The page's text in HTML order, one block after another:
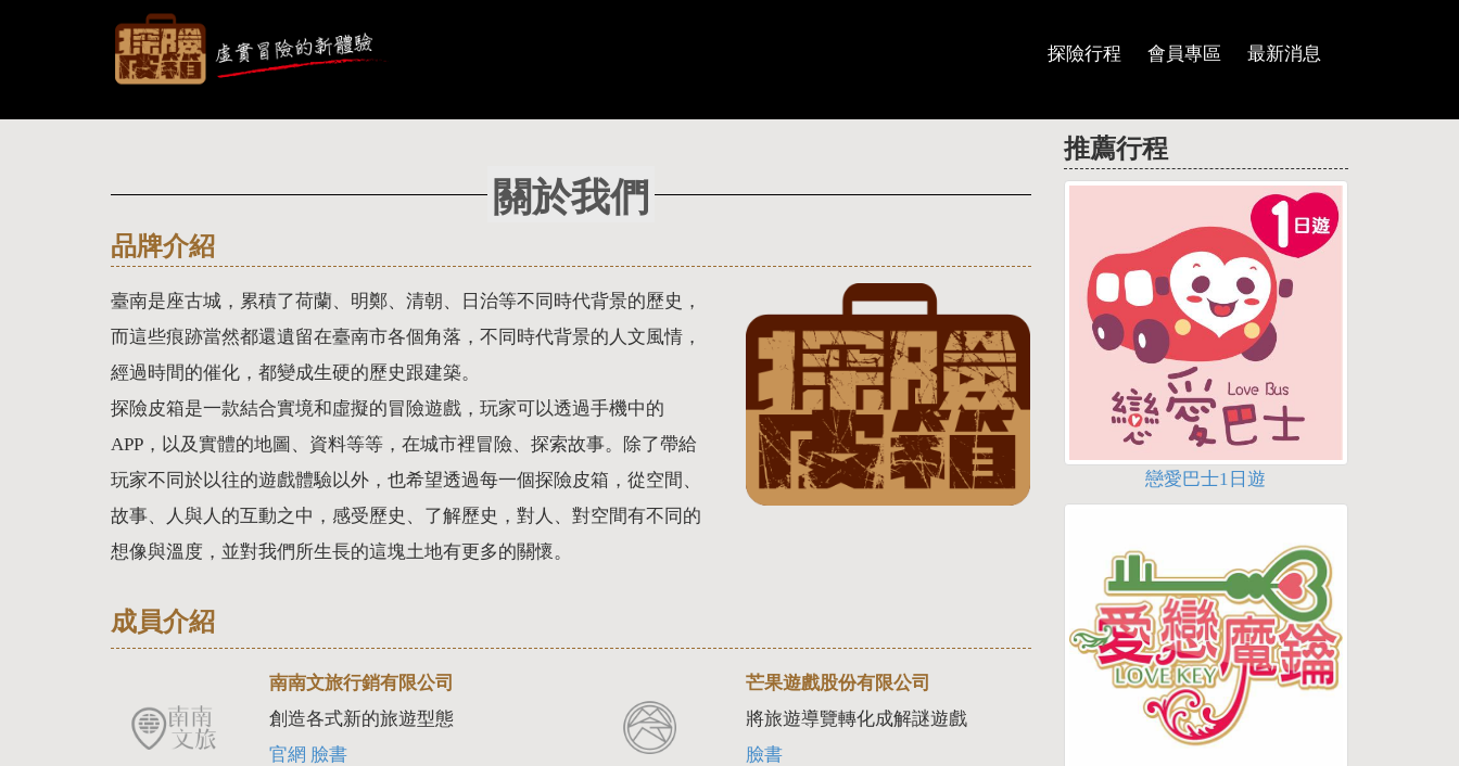
探險行程 會員專區 最新消息
關於我們
品牌介紹
臺南是座古城，累積了荷蘭、明鄭、清朝、日治等不同時代背景的歷史，
而這些痕跡當然都還遺留在臺南市各個角落，不同時代背景的人文風情，
經過時間的催化，都變成生硬的歷史跟建築。
探險皮箱是一款結合實境和虛擬的冒險遊戲，玩家可以透過手機中的
APP，以及實體的地圖、資料等等，在城市裡冒險、探索故事。除了帶給
玩家不同於以往的遊戲體驗以外，也希望透過每一個探險皮箱，從空間、
故事、人與人的互動之中，感受歷史、了解歷史，對人、對空間有不同的
想像與溫度，並對我們所生長的這塊土地有更多的關懷。
成員介紹
南南文旅行銷有限公司
創造各式新的旅遊型態
官網 臉書
芒果遊戲股份有限公司
將旅遊導覽轉化成解謎遊戲
臉書
推薦行程
戀愛巴士1日遊